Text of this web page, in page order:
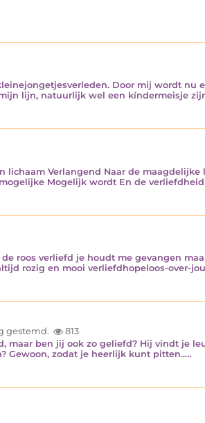
Door mij wordt nu
lijn, natuurlijk wel een kíndermeisje
lichaam Verlangend Naar de
Mogelijk wordt En de
roos verliefd je houdt me gevangen
rozig en mooi verliefdhopeloos-over-
gestemd.
813
maar ben jij ook zo geliefd? Hij vindt je
Gewoon, zodat je heerlijk kunt pitten..…